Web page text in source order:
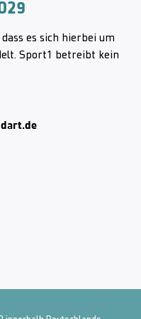
es sich hierbei um
Sport1 betreibt kein